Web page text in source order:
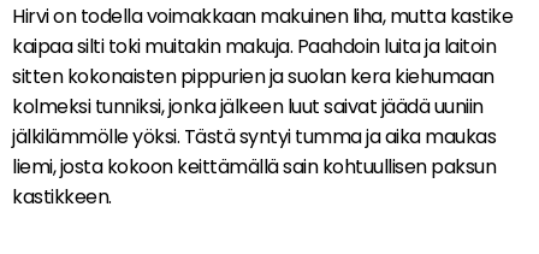
Hirvi on todella voimakkaan makuinen liha, mutta kastike
kaipaa silti toki muitakin makuja. Paahdoin luita ja laitoin
sitten kokonaisten pippurien ja suolan kera kiehumaan
kolmeksi tunniksi, jonka jälkeen luut saivat jäädä uuniin
jälkilämmölle yöksi. Tästä syntyi tumma ja aika maukas
liemi, josta kokoon keittämällä sain kohtuullisen paksun
kastikkeen.